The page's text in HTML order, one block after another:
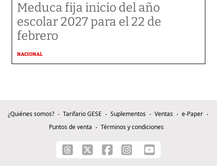
Meduca fija inicio del año
escolar 2027 para el 22 de
febrero
NACIONAL
¿Quiénes somos? Tarifario GESE Suplementos Ventas
e-Paper
Puntos de venta
Términos y condiciones